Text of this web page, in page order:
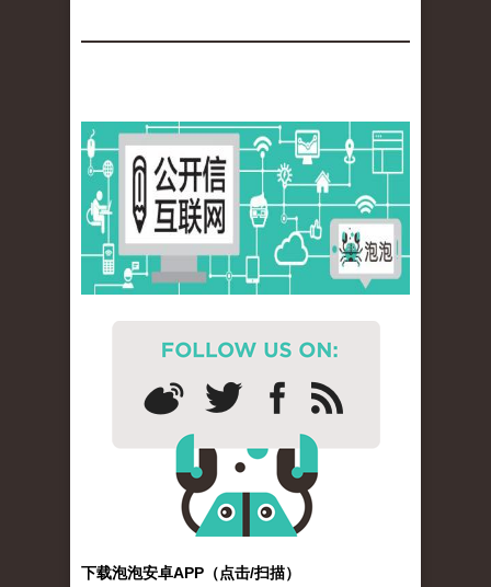
下载泡泡安卓APP（点击/扫描）